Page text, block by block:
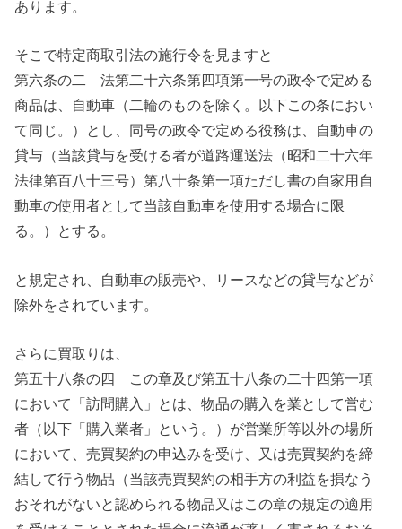
あります。
そこで特定商取引法の施行令を見ますと
第六条の二 法第二十六条第四項第一号の政令で定める
商品は、自動車（二輪のものを除く。以下この条におい
て同じ。）とし、同号の政令で定める役務は、自動車の
貸与（当該貸与を受ける者が道路運送法（昭和二十六年
法律第百八十三号）第八十条第一項ただし書の自家用自
動車の使用者として当該自動車を使用する場合に限
る。）とする。
と規定され、自動車の販売や、リースなどの貸与などが
除外をされています。
さらに買取りは、
第五十八条の四 この章及び第五十八条の二十四第一項
において「訪問購入」とは、物品の購入を業として営む
者（以下「購入業者」という。）が営業所等以外の場所
において、売買契約の申込みを受け、又は売買契約を締
結して行う物品（当該売買契約の相手方の利益を損なう
おそれがないと認められる物品又はこの章の規定の適用